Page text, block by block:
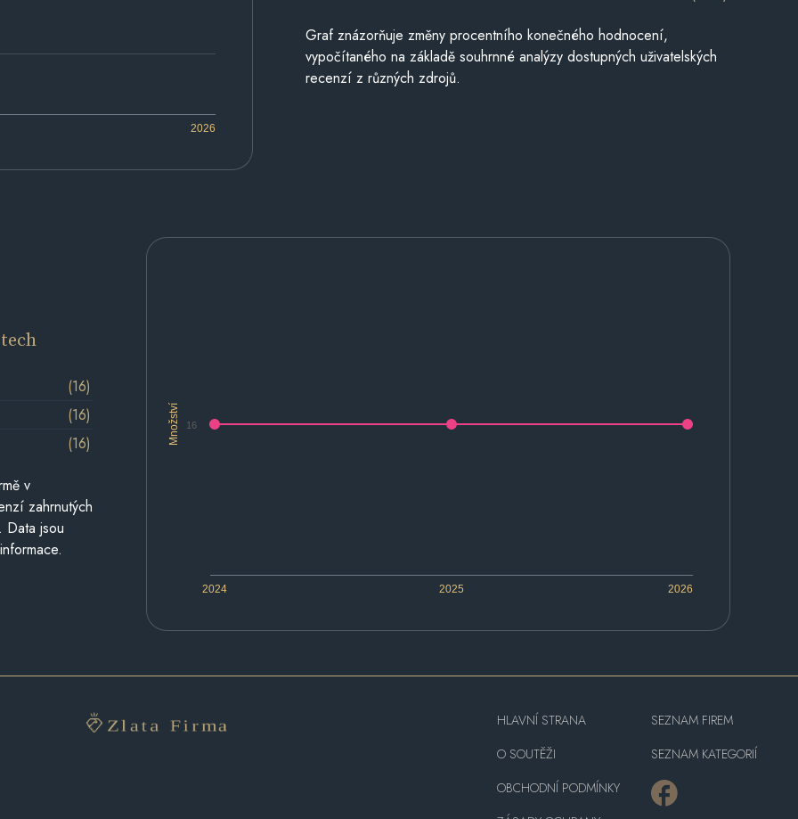
2026
Graf znázorňuje změny procentního konečného hodnocení,
vypočítaného na základě souhrnné analýzy dostupných uživatelských
recenzí z různých zdrojů.
Množství
2024 2025 2026
16
(16)
(16)
(16)
v
zahrnutých
Data jsou
HLAVNÍ STRANA
O SOUTĚŽI
OBCHODNÍ PODMÍNKY
SEZNAM FIREM
SEZNAM KATEGORIÍ